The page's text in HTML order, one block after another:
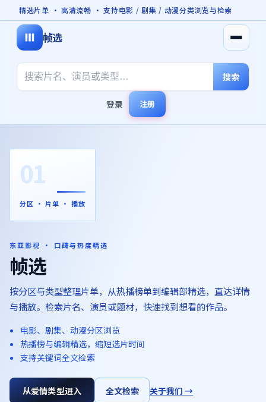
精选片单 · 高清流畅 · 支持电影 / 剧集 / 动漫分类浏览与检索
帧选 打开
搜索
登录 注册
01
分区 · 片单 · 播放
东亚影视 · 口碑与热度精选
帧选
按分区与类型整理片单，从热播榜单到编辑部精选，直达详情
与播放。检索片名、演员或题材，快速找到想看的作品。
电影、剧集、动漫分区浏览
热播榜与编辑精选，缩短选片时间
支持关键词全文检索
从爱情类型进入 全文检索 关于我们 →